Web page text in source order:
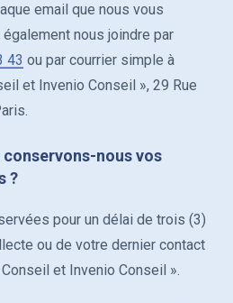
email que nous vous
nous joindre par
43 ou par courrier simple à
et Invenio Conseil », 29 Rue
nous vos
?
pour un délai de trois (3)
ou de votre dernier contact
et Invenio Conseil ».